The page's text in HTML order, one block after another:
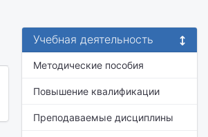
Учебная деятельность
Методические пособия
Повышение квалификации
Преподаваемые дисциплины